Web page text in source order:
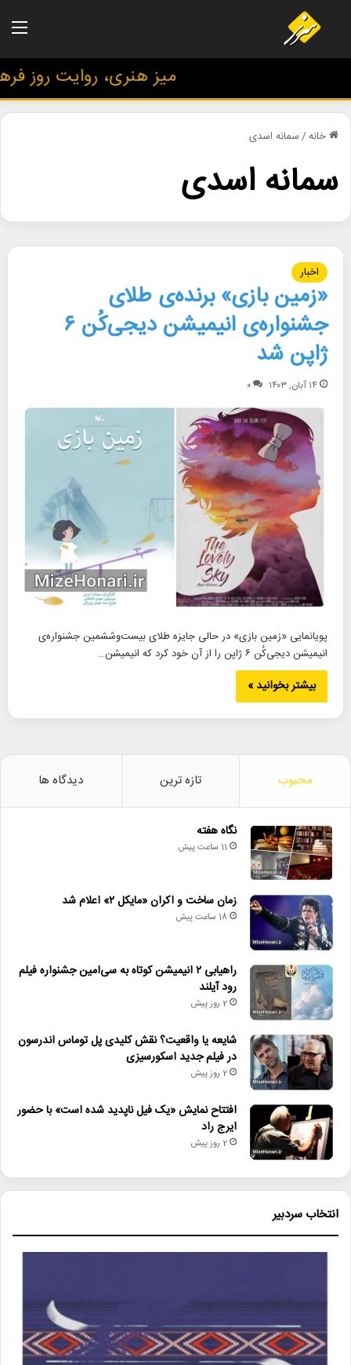
میز هنری، روایت روز
خانه/سمانه اسدی
سمانه اسدی
اخبار
«زمین بازی» برنده‌ی طلای
جشنواره‌ی انیمیشن دیجی‌کُن ۶
ژاپن شد
۱۴ آبان, ۱۴۰۳ ۰
پویانمایی «زمین بازی» در حالی جایزه طلای بیست‌وششمین جشنواره‌ی
انیمیشن دیجی‌کُن ۶ ژاپن را از آن خود کرد که انیمیشن…
بیشتر بخوانید »
محبوب تازه ترین دیدگاه ها
نگاه هفته
11 ساعت پیش
زمان ساخت و اکران «مایکل ۲» اعلام شد
18 ساعت پیش
راهیابی ۲ انیمیشن کوتاه به سی‌امین جشنواره فیلم
رود آیلند
2 روز پیش
شایعه یا واقعیت؟ نقش کلیدی پل توماس اندرسون
در فیلم جدید اسکورسیزی
2 روز پیش
افتتاح نمایش «یک فیل ناپدید شده است» با حضور
ایرج راد
2 روز پیش
انتخاب سردبیر